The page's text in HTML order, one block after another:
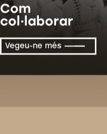
Com
col·laborar
Vegeu-ne més